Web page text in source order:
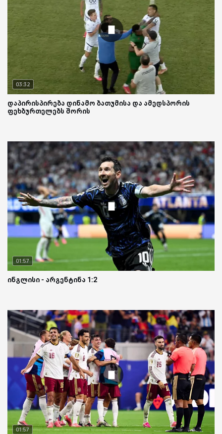
03:32
დაპირისპირება დინამო ბათუმისა და ამედსპორის
ფეხბურთელებს შორის
01:57
ინგლისი - არგენტინა 1:2
01:57